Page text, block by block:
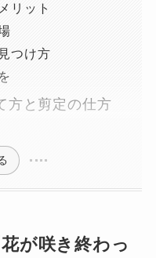
リット
つけ方
方と剪定の仕方
が咲き終わっ